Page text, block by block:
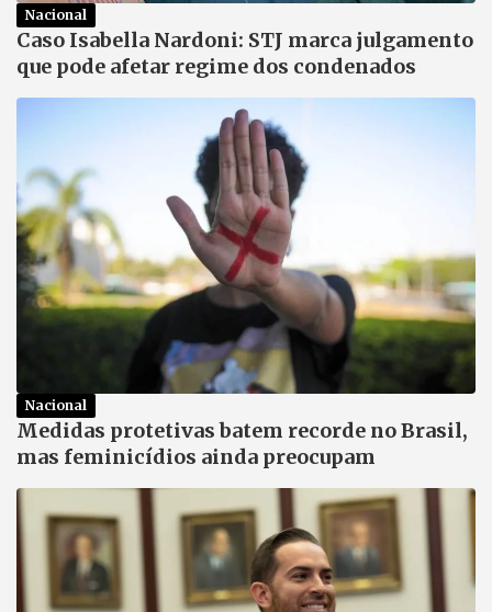
Nacional
Caso Isabella Nardoni: STJ marca julgamento
que pode afetar regime dos condenados
Nacional
Medidas protetivas batem recorde no Brasil,
mas feminicídios ainda preocupam